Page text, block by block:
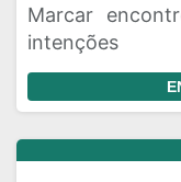
Marcar
intenções